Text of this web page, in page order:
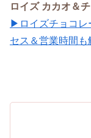
ロイズ カカオ＆
▶ロイズチョコレ
セス＆営業時間も